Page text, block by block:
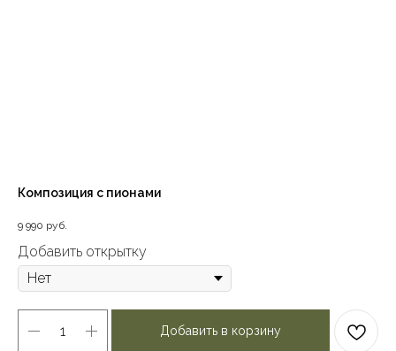
Композиция с пионами
9 990 руб.
Добавить открытку
Добавить в корзину